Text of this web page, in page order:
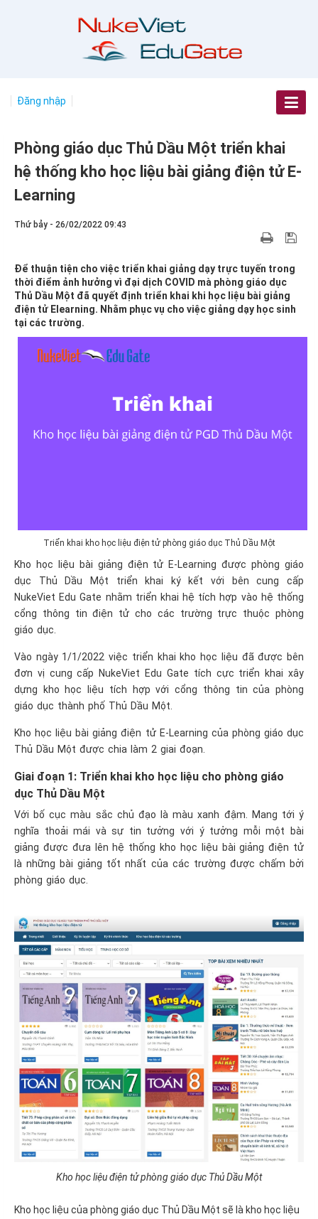
Đăng nhập
Phòng giáo dục Thủ Dầu Một triển khai
hệ thống kho học liệu bài giảng điện tử E-
Learning
Thứ bảy - 26/02/2022 09:43
Để thuận tiện cho việc triển khai giảng dạy trực tuyến trong
thời điểm ảnh hưởng vì đại dịch COVID mà phòng giáo dục
Thủ Dầu Một đã quyết định triển khai khi học liệu bài giảng
điện tử Elearning. Nhằm phục vụ cho việc giảng dạy học sinh
tại các trường.
Triển khai kho học liệu điện tử phòng giáo dục Thủ Dầu Một
Kho học liệu bài giảng điện tử E-Learning được phòng giáo
dục Thủ Dầu Một triển khai ký kết với bên cung cấp
NukeViet Edu Gate nhằm triển khai hệ tích hợp vào hệ thống
cổng thông tin điện tử cho các trường trực thuộc phòng
giáo dục.
Vào ngày 1/1/2022 việc triển khai kho học liệu đã được bên
đơn vị cung cấp NukeViet Edu Gate tích cực triển khai xây
dựng kho học liệu tích hợp với cổng thông tin của phòng
giáo dục thành phố Thủ Dầu Một.
Kho học liệu bài giảng điện tử E-Learning của phòng giáo dục
Thủ Dầu Một được chia làm 2 giai đoạn.
Giai đoạn 1: Triển khai kho học liệu cho phòng giáo
dục Thủ Dầu Một
Với bố cục màu sắc chủ đạo là màu xanh đậm. Mang tới ý
nghĩa thoải mái và sự tin tưởng với ý tưởng mỗi một bài
giảng được đưa lên hệ thống kho học liệu bài giảng điện tử
là những bài giảng tốt nhất của các trường được chấm bởi
phòng giáo dục.
Kho học liệu điện tử phòng giáo dục Thủ Dầu Một
Kho học liệu của phòng giáo dục Thủ Dầu Một sẽ là kho học liệu